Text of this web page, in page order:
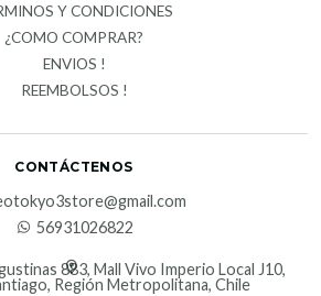
Y CONDICIONES
¿COMO COMPRAR?
ENVIOS !
REEMBOLSOS !
CONTÁCTENOS
56931026822
883, Mall Vivo Imperio Local J10,
Región Metropolitana, Chile